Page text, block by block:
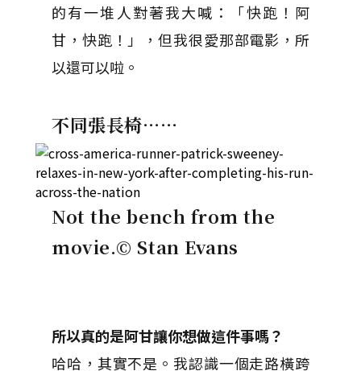
的有一堆人對著我大喊：「快跑！阿
甘，快跑！」，但我很愛那部電影，所
以還可以啦。
不同張長椅……
Not the bench from the
movie.© Stan Evans
所以真的是阿甘讓你想做這件事嗎？
哈哈，其實不是。我認識一個走路橫跨